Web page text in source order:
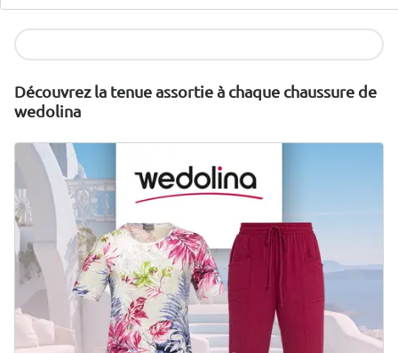
Découvrez la tenue assortie à chaque chaussure de
wedolina